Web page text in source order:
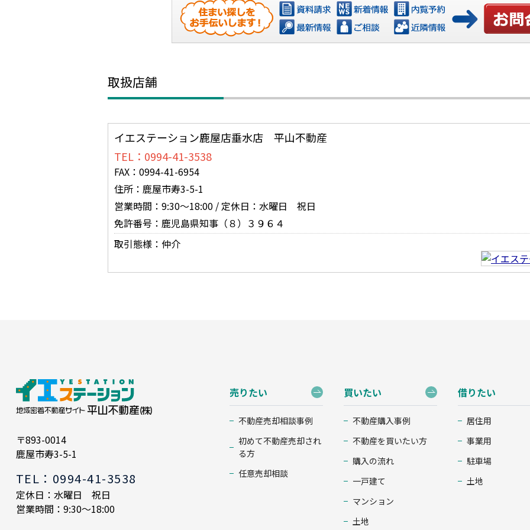
お問い合
取扱店舗
イエステーション鹿屋店垂水店 平山不動産
TEL：0994-41-3538
FAX：0994-41-6954
住所：鹿屋市寿3-5-1
営業時間：9:30～18:00 / 定休日：水曜日 祝日
免許番号：鹿児島県知事（８）３９６４
取引態様：仲介
〒893-0014
鹿屋市寿3-5-1
TEL：0994-41-3538
定休日：水曜日 祝日
営業時間：9:30～18:00
売りたい
不動産売却相談事例
初めて不動産売却され
る方
任意売却相談
買いたい
不動産購入事例
不動産を買いたい方
購入の流れ
一戸建て
マンション
土地
借りたい
居住用
事業用
駐車場
土地